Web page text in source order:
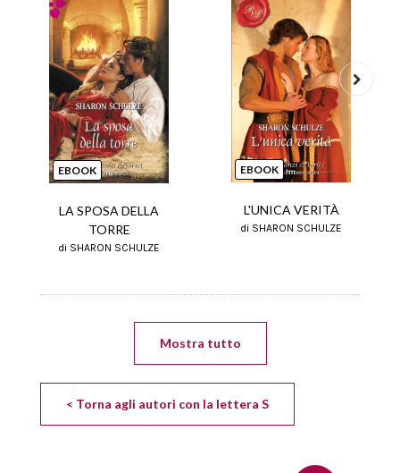
EBOOK
LA SPOSA DELLA
TORRE
di SHARON SCHULZE
EBOOK
L'UNICA VERITÀ
di SHARON SCHULZE
Next
Mostra tutto
< Torna agli autori con la lettera S